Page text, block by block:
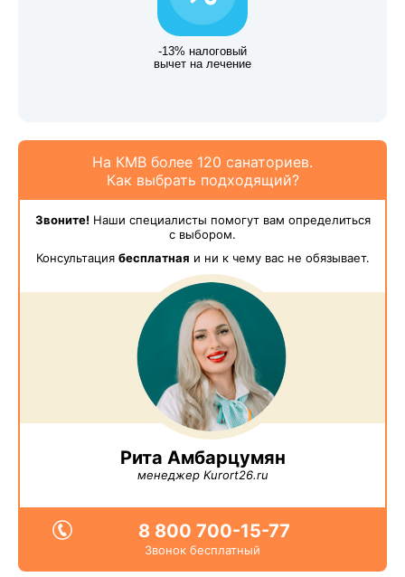
-13% налоговый
вычет на лечение
На КМВ более 120 санаториев.
Как выбрать подходящий?
Звоните!Наши специалисты помогут вам определиться
с выбором.
Консультация бесплатная и ни к чему вас не обязывает.
Рита Амбарцумян
менеджер Kurort26.ru
8 800 700-15-77
Звонок бесплатный